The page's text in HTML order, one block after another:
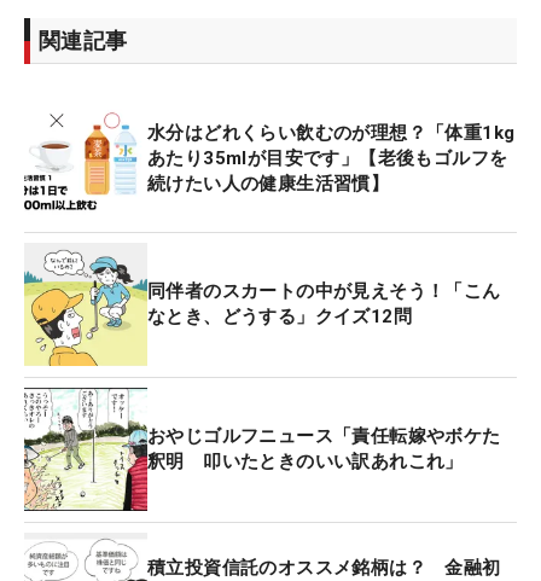
関連記事
水分はどれくらい飲むのが理想？「体重1kg
あたり35mlが目安です」【老後もゴルフを
続けたい人の健康生活習慣】
同伴者のスカートの中が見えそう！「こん
なとき、どうする」クイズ12問
おやじゴルフニュース「責任転嫁やボケた
釈明 叩いたときのいい訳あれこれ」
積立投資信託のオススメ銘柄は？ 金融初